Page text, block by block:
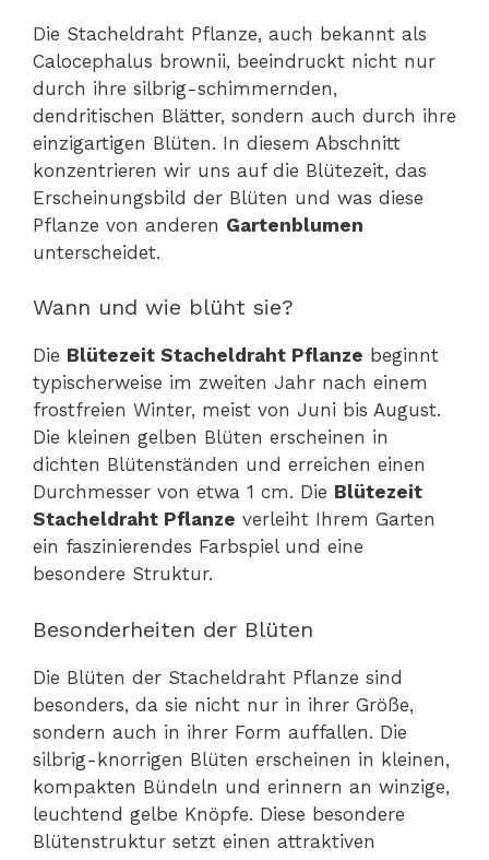
Die Stacheldraht Pflanze, auch bekannt als
Calocephalus brownii, beeindruckt nicht nur
durch ihre silbrig-schimmernden,
dendritischen Blätter, sondern auch durch ihre
einzigartigen Blüten. In diesem Abschnitt
konzentrieren wir uns auf die Blütezeit, das
Erscheinungsbild der Blüten und was diese
Pflanze von anderen Gartenblumen
unterscheidet.
Wann und wie blüht sie?
Die Blütezeit Stacheldraht Pflanze beginnt
typischerweise im zweiten Jahr nach einem
frostfreien Winter, meist von Juni bis August.
Die kleinen gelben Blüten erscheinen in
dichten Blütenständen und erreichen einen
Durchmesser von etwa 1 cm. Die Blütezeit
Stacheldraht Pflanze verleiht Ihrem Garten
ein faszinierendes Farbspiel und eine
besondere Struktur.
Besonderheiten der Blüten
Die Blüten der Stacheldraht Pflanze sind
besonders, da sie nicht nur in ihrer Größe,
sondern auch in ihrer Form auffallen. Die
silbrig-knorrigen Blüten erscheinen in kleinen,
kompakten Bündeln und erinnern an winzige,
leuchtend gelbe Knöpfe. Diese besondere
Blütenstruktur setzt einen attraktiven